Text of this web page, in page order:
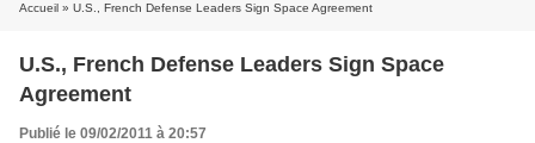
Accueil » U.S., French Defense Leaders Sign Space Agreement
U.S., French Defense Leaders Sign Space
Agreement
Publié le 09/02/2011 à 20:57